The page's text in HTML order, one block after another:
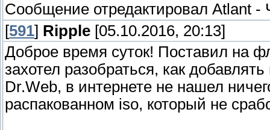
Сообщение отредактировал Atlant -
[591] Ripple [05.10.2016, 20:13]
Доброе время суток! Поставил на
захотел разобраться, как
Dr.Web, в интернете не нашел
распакованном iso, который не